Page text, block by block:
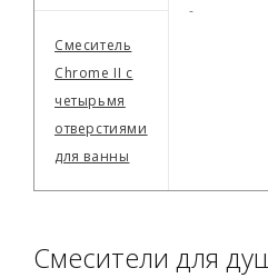
-
Смеситель
Chrome II с
четырьмя
отверстиями
для ванны
Смесители для